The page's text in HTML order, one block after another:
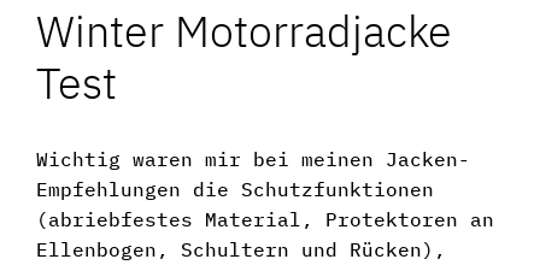
Winter Motorradjacke
Test
Wichtig waren mir bei meinen Jacken-
Empfehlungen die Schutzfunktionen
(abriebfestes Material, Protektoren an
Ellenbogen, Schultern und Rücken),